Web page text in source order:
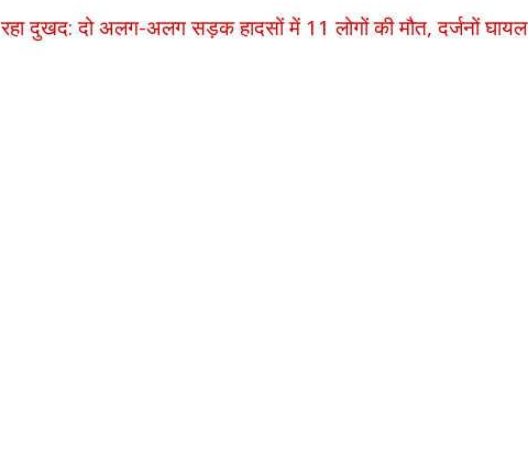
दुखद: दो अलग-अलग सड़क हादसों में 11 लोगों की मौत, दर्जनों घायल